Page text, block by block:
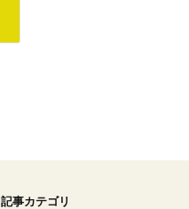
記事カテゴリ